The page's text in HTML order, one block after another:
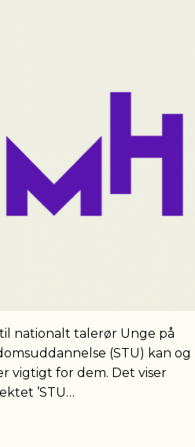
nationalt talerør Unge på
(STU) kan og
vigtigt for dem. Det viser
’STU…